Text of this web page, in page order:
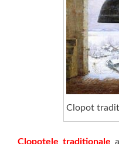
Clopot
Clopotele traditionale